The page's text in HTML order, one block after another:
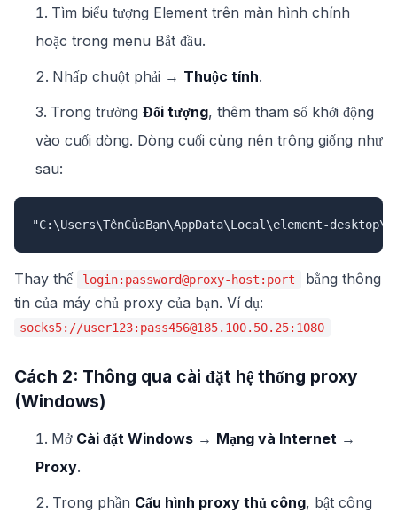
Tìm biểu tượng Element trên màn hình chính
hoặc trong menu Bắt đầu.
Nhấp chuột phải → Thuộc tính.
Trong trường Đối tượng, thêm tham số khởi động
vào cuối dòng. Dòng cuối cùng nên trông giống như
sau:
"C:\Users\TênCủaBạn\AppData\Local\element-
Thay thế login:password@proxy-host:port
bằng thông
tin của máy chủ proxy của bạn. Ví dụ:
socks5://user123:pass456@185.100.50.25:1080
Cách 2: Thông qua cài đặt hệ thống proxy
(Windows)
Mở Cài đặt Windows → Mạng và Internet →
Proxy.
Trong phần Cấu hình proxy thủ công, bật công